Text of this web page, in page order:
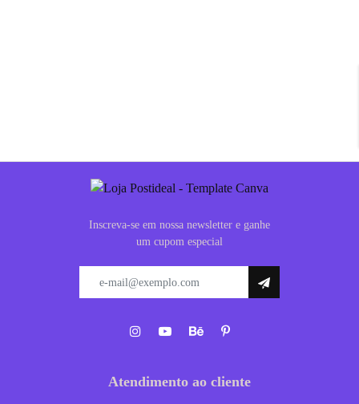
Inscreva-se em nossa newsletter e ganhe
um cupom especial
Atendimento ao cliente